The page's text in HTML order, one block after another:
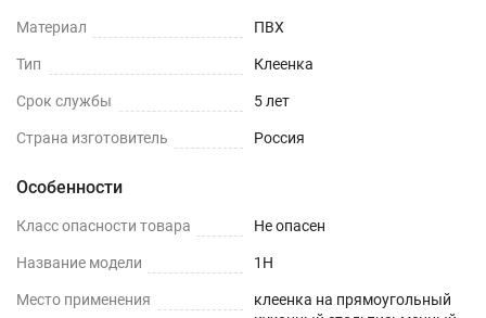
красоту и элегантность дизайна вашего дома.
Пленка незаменима для гостиной и поможет
создать стильный и уютный интерьер и станет
подарок маме, жене на день рождения,8 марта,
день влюбленных, новый год.
Для ухода за скатертью мы рекомендуем
использовать влажные ткани. Не рекомендуем
Материал ПВХ
Тип Клеенка
Срок службы 5 лет
Страна изготовитель Россия
Особенности
Класс опасности товара Не опасен
Название модели 1H
Место применения
клеенка на прямоугольный